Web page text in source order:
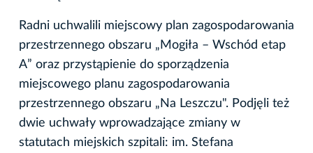
Radni uchwalili miejscowy plan zagospodarowania
przestrzennego obszaru „Mogiła – Wschód etap
A” oraz przystąpienie do sporządzenia
miejscowego planu zagospodarowania
przestrzennego obszaru „Na Leszczu". Podjęli też
dwie uchwały wprowadzające zmiany w
statutach miejskich szpitali: im. Stefana